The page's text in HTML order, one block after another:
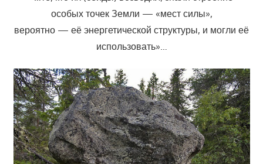
особых точек Земли — «мест силы»,
вероятно — её энергетической структуры, и могли её
использовать»…